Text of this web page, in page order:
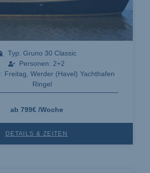
Typ: Gruno 30 Classic
Personen: 2+2
Freitag, Werder (Havel) Yachthafen
Ringel
ab 799€ /Woche
DETAILS & ZEITEN